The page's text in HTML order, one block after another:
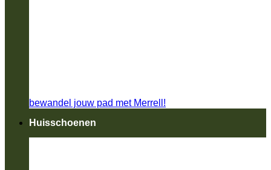
bewandel jouw pad met Merrell!
Huisschoenen